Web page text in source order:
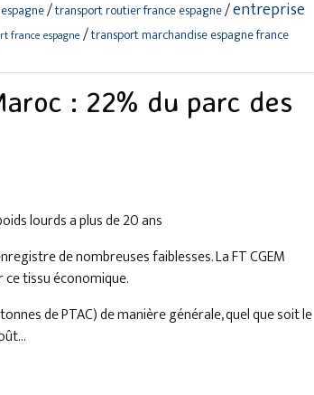
/transport routier france espagne/entreprise
france espagne/transport marchandise espagne france
: 22% du parc des
lourds a plus de 20 ans
de nombreuses faiblesses. La FT CGEM
tissu économique.
de PTAC) de manière générale, quel que soit le